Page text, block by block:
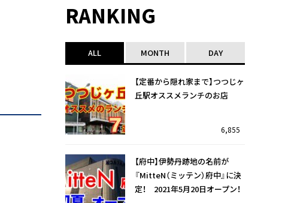
RANKING
ALL
【定番から隠れ家まで】つつじヶ
丘駅オススメランチのお店
6,855
【府中】伊勢丹跡地の名前が
『MitteN（ミッテン）府中』に決
定！ 2021年5月20日オープン！
MONTH DAY